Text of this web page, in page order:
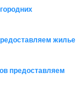
жилье
предоставляем